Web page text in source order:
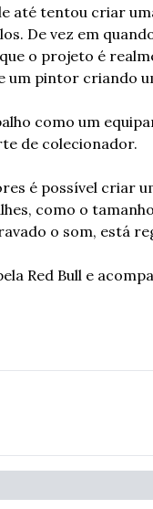
até tentou criar
De vez em
o projeto é
um pintor criando
como um
de colecionador.
é possível criar
como o
o som, está
Red Bull e